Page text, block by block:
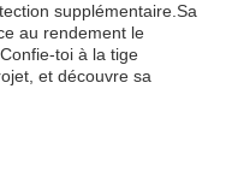
supplémentaire.Sa
au rendement le
toi à la tige
et découvre sa